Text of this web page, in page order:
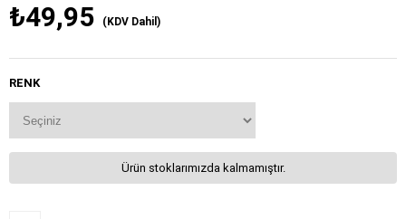
₺49,95 (KDV Dahil)
RENK
Ürün stoklarımızda kalmamıştır.